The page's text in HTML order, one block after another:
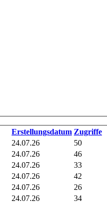
Erstellungsdatum Zugriffe
24.07.26
50
24.07.26
46
24.07.26
33
24.07.26
42
24.07.26
26
24.07.26
34